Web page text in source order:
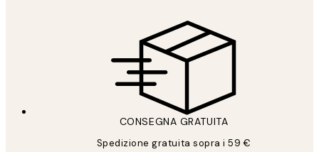
CONSEGNA GRATUITA
Spedizione gratuita sopra i 59 €